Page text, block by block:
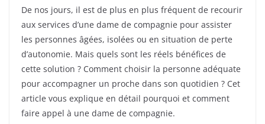
De nos jours, il est de plus en plus fréquent de recourir
aux services d’une dame de compagnie pour assister
les personnes âgées, isolées ou en situation de perte
d’autonomie. Mais quels sont les réels bénéfices de
cette solution ? Comment choisir la personne adéquate
pour accompagner un proche dans son quotidien ? Cet
article vous explique en détail pourquoi et comment
faire appel à une dame de compagnie.